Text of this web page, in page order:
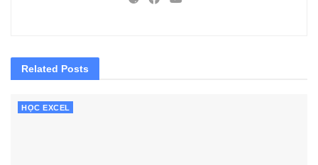
Related Posts
HỌC EXCEL